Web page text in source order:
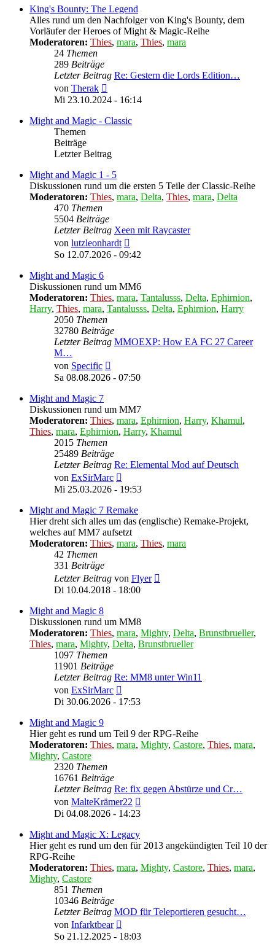
King's Bounty: The Legend
Alles rund um den Nachfolger von King's Bounty, dem
Vorläufer der Heroes of Might & Magic-Reihe
Moderatoren: Thies, mara, Thies, mara
24 Themen
289 Beiträge
Letzter Beitrag Re: Gestern die Lords Edition…
von Therak
Beitrag
Mi 23.10.2024 - 16:14
Might and Magic - Classic
Themen
Beiträge
Letzter Beitrag
Might and Magic 1 - 5
Diskussionen rund um die ersten 5 Teile der Classic-Reihe
Moderatoren: Thies, mara, Delta, Thies, mara, Delta
470 Themen
5504 Beiträge
Letzter Beitrag Xeen mit Raycaster
von lutzleonhardt
Beitrag
So 12.07.2026 - 09:42
Might and Magic 6
Diskussionen rund um MM6
Moderatoren: Thies, mara, Tantalusss, Delta, Ephirnion,
Harry, Thies, mara, Tantalusss, Delta, Ephirnion, Harry
2050 Themen
32780 Beiträge
Letzter Beitrag MMOEXP: How EA FC 27 Career
M…
von Specific
Beitrag
Sa 08.08.2026 - 07:50
Might and Magic 7
Diskussionen rund um MM7
Moderatoren: Thies, mara, Ephirnion, Harry, Khamul,
Thies, mara, Ephirnion, Harry, Khamul
2015 Themen
25489 Beiträge
Letzter Beitrag Re: Elemental Mod auf Deutsch
von ExSirMarc
Beitrag
Mi 25.03.2026 - 19:53
Might and Magic 7 Remake
Hier dreht sich alles um das (englische) Remake-Projekt,
welches auf MM7 aufsetzt
Moderatoren: Thies, mara, Thies, mara
42 Themen
331 Beiträge
Letzter Beitrag von Flyer
Di 10.04.2018 - 18:00
Might and Magic 8
Diskussionen rund um MM8
Moderatoren: Thies, mara, Mighty, Delta, Brunstbrueller,
Thies, mara, Mighty, Delta, Brunstbrueller
1097 Themen
11901 Beiträge
Letzter Beitrag Re: MM8 unter Win11
von ExSirMarc
Beitrag
Di 30.06.2026 - 17:53
Might and Magic 9
Hier geht es rund um Teil 9 der RPG-Reihe
Moderatoren: Thies, mara, Mighty, Castore, Thies, mara,
Mighty, Castore
2320 Themen
16761 Beiträge
Letzter Beitrag Re: fix gegen Abstürze und Cr…
von MalteKrämer22
Di 04.08.2026 - 14:23
Might and Magic X: Legacy
Hier geht es rund um den für 2013 angekündigten Teil 10 der
RPG-Reihe
Moderatoren: Thies, mara, Mighty, Castore, Thies, mara,
Mighty, Castore
851 Themen
10346 Beiträge
Letzter Beitrag MOD für Teleportieren gesucht…
von Infarktbear
Beitrag
So 21.12.2025 - 18:03